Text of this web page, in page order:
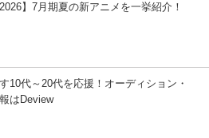
】7月期夏の新アニメを一挙紹介！
10代～20代を応援！オーディション・
はDeview